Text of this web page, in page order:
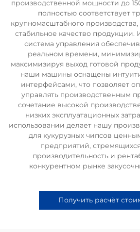
производственной мощности до
полностью соответствует
крупномасштабного
стабильное качество продукции.
система управления
реальном времени,
максимизируя выход готовой
наши машины оснащены
интерфейсами, что позволяет
управлять производственным
сочетание высокой
низких эксплуатационных
использовании делает нашу
для кукурузных чипсов
предприятий,
производительность и
конкурентном рынке
Получить расчёт